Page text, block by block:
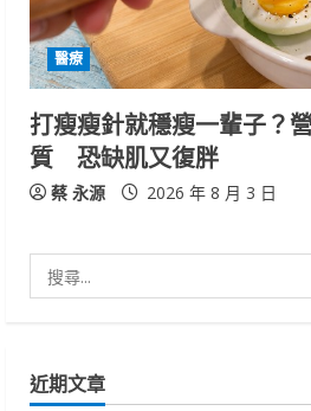
醫療
打瘦瘦針就穩瘦一輩子？
質 恐缺肌又復胖
蔡 永源 2026 年 8 月 3 日
尋
字:
近期文章